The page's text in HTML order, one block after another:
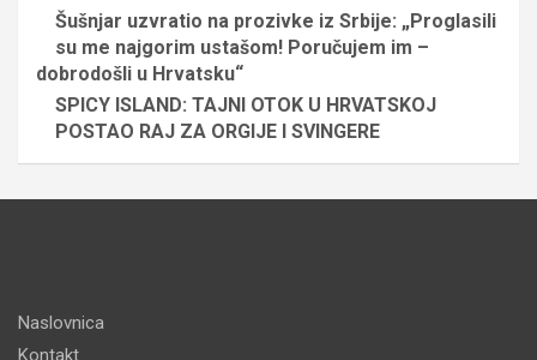
Šušnjar uzvratio na prozivke iz Srbije: „Proglasili
su me najgorim ustašom! Poručujem im –
dobrodošli u Hrvatsku“
SPICY ISLAND: TAJNI OTOK U HRVATSKOJ
POSTAO RAJ ZA ORGIJE I SVINGERE
Naslovnica
Kontakt